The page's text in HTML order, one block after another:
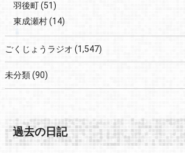
羽後町(51)
東成瀬村(14)
ごくじょうラジオ (1,547)
未分類(90)
過去の日記